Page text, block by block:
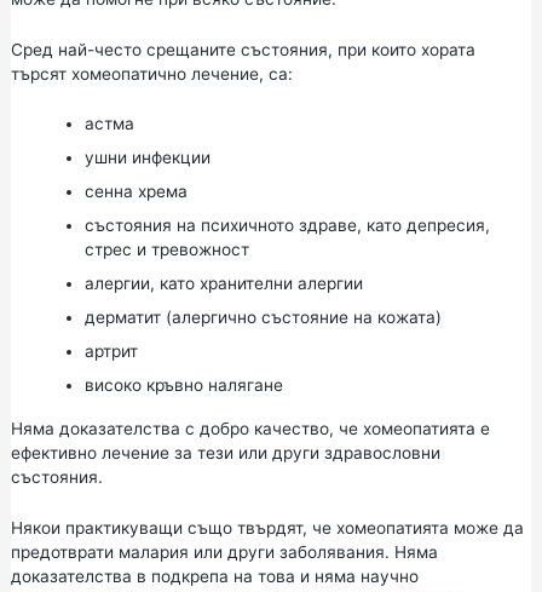
Сред най-често срещаните състояния, при които хората
търсят хомеопатично лечение, са:
астма
ушни инфекции
сенна хрема
състояния на психичното здраве, като депресия,
стрес и тревожност
алергии, като хранителни алергии
дерматит (алергично състояние на кожата)
артрит
високо кръвно налягане
Няма доказателства с добро качество, че хомеопатията е
ефективно лечение за тези или други здравословни
състояния.
Някои практикуващи също твърдят, че хомеопатията може да
предотврати малария или други заболявания. Няма
доказателства в подкрепа на това и няма научно